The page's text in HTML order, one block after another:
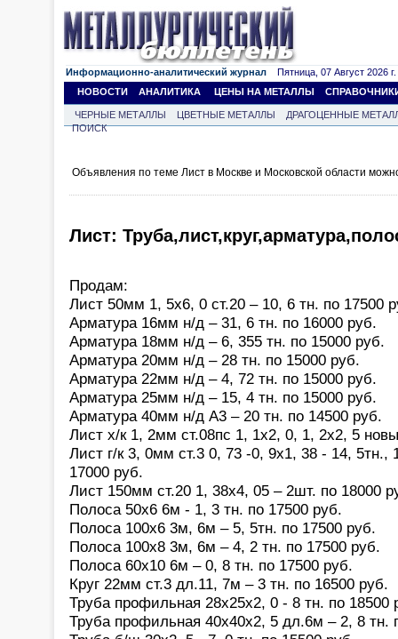
Информационно-аналитический журнал Пятница, 07 Август 2026 г.
НОВОСТИ
АНАЛИТИКА ЦЕНЫ НА МЕТАЛЛЫ
ЧЕРНЫЕ МЕТАЛЛЫ ЦВЕТНЫЕ МЕТАЛЛЫ
ДРАГОЦЕННЫЕ
ПОИСК
Объявления по теме Лист в Москве и Московской области
Лист:
Продам:
Лист 50мм 1, 5x6, 0 ст.20 – 10, 6 тн. по 17500
Арматура 16мм н/д – 31, 6 тн. по 16000 руб.
Арматура 18мм н/д – 6, 355 тн. по 15000 руб.
Арматура 20мм н/д – 28 тн. по 15000 руб.
Арматура 22мм н/д – 4, 72 тн. по 15000 руб.
Арматура 25мм н/д – 15, 4 тн. по 15000 руб.
Арматура 40мм н/д А3 – 20 тн. по 14500 руб.
Лист х/к 1, 2мм ст.08пс 1, 1x2, 0, 1, 2x2, 5
Лист г/к 3, 0мм ст.3 0, 73 -0, 9x1, 38 - 14, 5тн.,
17000 руб.
Лист 150мм ст.20 1, 38x4, 05 – 2шт. по 18000
Полоса 50х6 6м - 1, 3 тн. по 17500 руб.
Полоса 100х6 3м, 6м – 5, 5тн. по 17500 руб.
Полоса 100х8 3м, 6м – 4, 2 тн. по 17500 руб.
Полоса 60х10 6м – 0, 8 тн. по 17500 руб.
Круг 22мм ст.3 дл.11, 7м – 3 тн. по 16500 руб.
Труба профильная 28х25х2, 0 - 8 тн. по 18500
Труба профильная 40х40х2, 5 дл.6м – 2, 8 тн.